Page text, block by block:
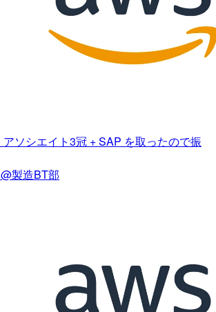
アソシエイト3冠 + SAP を取ったので振
製造BT部